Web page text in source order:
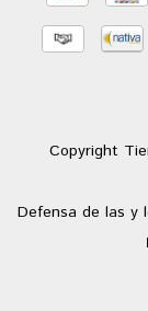
Copyright
Defensa de las y